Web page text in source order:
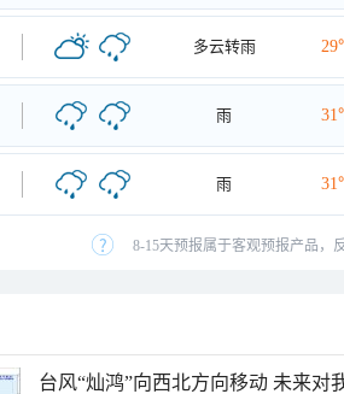
多云转雨
雨
雨
8-15天预报属于客观预报产品，
台风“灿鸿”向西北方向移动 未来对